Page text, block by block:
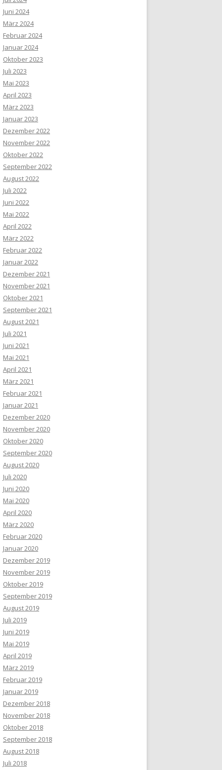
Juni 2024
März 2024
Februar 2024
Januar 2024
Oktober 2023
Juli 2023
Mai 2023
April 2023
März 2023
Januar 2023
Dezember 2022
November 2022
Oktober 2022
September 2022
August 2022
Juli 2022
Juni 2022
Mai 2022
April 2022
März 2022
Februar 2022
Januar 2022
Dezember 2021
November 2021
Oktober 2021
September 2021
August 2021
Juli 2021
Juni 2021
Mai 2021
April 2021
März 2021
Februar 2021
Januar 2021
Dezember 2020
November 2020
Oktober 2020
September 2020
August 2020
Juli 2020
Juni 2020
Mai 2020
April 2020
März 2020
Februar 2020
Januar 2020
Dezember 2019
November 2019
Oktober 2019
September 2019
August 2019
Juli 2019
Juni 2019
Mai 2019
April 2019
März 2019
Februar 2019
Januar 2019
Dezember 2018
November 2018
Oktober 2018
September 2018
August 2018
Juli 2018